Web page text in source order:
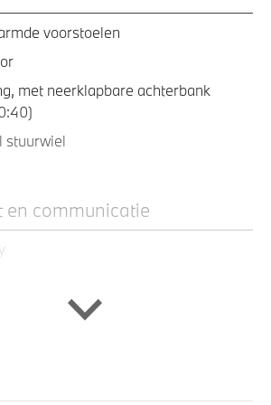
voorstoelen
met neerklapbare achterbank
stuurwiel
en communicatie